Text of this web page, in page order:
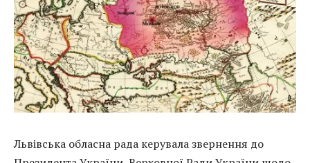
Львівська обласна рада керувала звернення до